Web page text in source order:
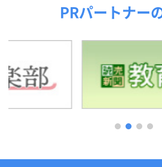
PRパートナー
1 2 3